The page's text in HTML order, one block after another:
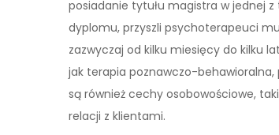
posiadanie tytułu magistra w jednej
dyplomu, przyszli psychoterapeuci
zazwyczaj od kilku miesięcy do kilku
jak terapia poznawczo-
są również cechy osobowościowe,
relacji z klientami.